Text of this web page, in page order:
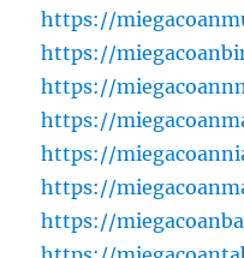
https://
https://
https://
https://
https://
https://
https://